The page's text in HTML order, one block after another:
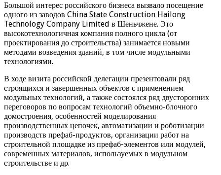
Большой интерес российского бизнеса вызвало посещение
одного из заводов China State Construction Hailong
Technology Company Limited в Шеньчжене. Это
высокотехнологичная компания полного цикла (от
проектирования до строительства) занимается новыми
методами возведения зданий, в том числе модульными
технологиями.
В ходе визита российской делегации презентовали ряд
строящихся и завершенных объектов с применением
модульных технологий, а также состоялся ряд двусторонних
переговоров по вопросам технологий объемно-блочного
домостроения, особенностей моделирования
производственных цепочек, автоматизации и роботизации
производств префаб-продуктов, организации работ на
строительной площадке из префаб-элементов или модулей,
современных материалов, используемых в модульном
строительстве и др.